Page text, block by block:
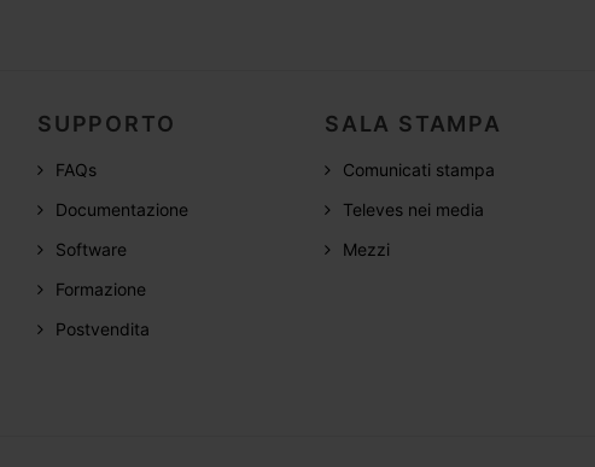
SUPPORTO
FAQs
Documentazione
Software
Formazione
Postvendita
SALA STAMPA
Comunicati stampa
Televes nei media
Mezzi